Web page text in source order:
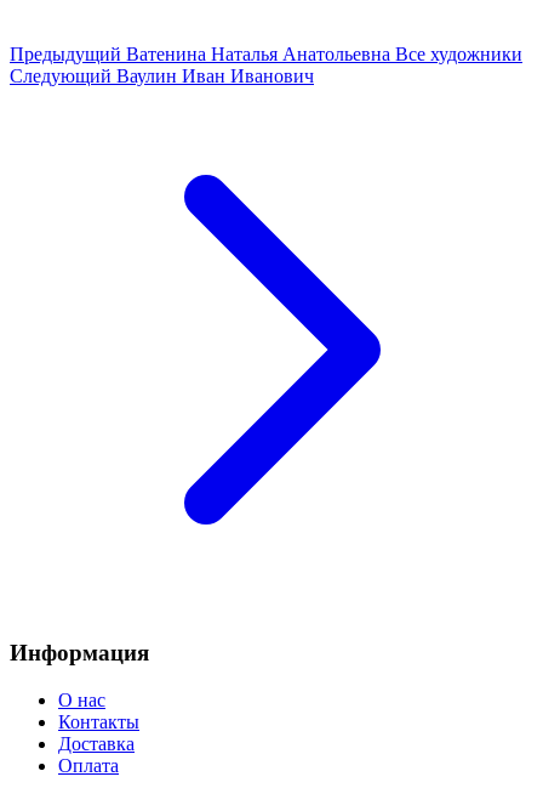
Предыдущий Ватенина Наталья Анатольевна Все художники
Следующий Ваулин Иван Иванович
Информация
О нас
Контакты
Доставка
Оплата